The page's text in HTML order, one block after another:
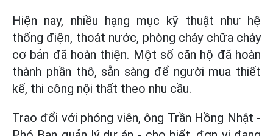
Hiện nay, nhiều hạng mục kỹ thuật như hệ
thống điện, thoát nước, phòng cháy chữa cháy
cơ bản đã hoàn thiện. Một số căn hộ đã hoàn
thành phần thô, sẵn sàng để người mua thiết
kế, thi công nội thất theo nhu cầu.
Trao đổi với phóng viên, ông Trần Hồng Nhật -